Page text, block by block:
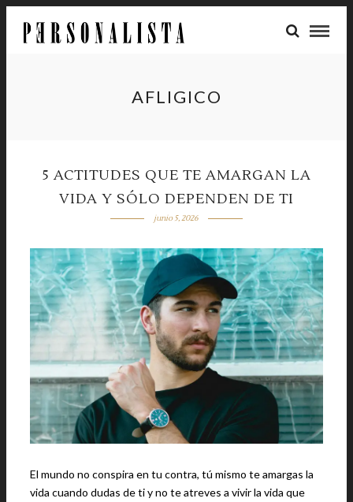
AFLIGICO
5 ACTITUDES QUE TE AMARGAN LA
VIDA Y SÓLO DEPENDEN DE TI
junio 5, 2026
El mundo no conspira en tu contra, tú mismo te amargas la
vida cuando dudas de ti y no te atreves a vivir la vida que